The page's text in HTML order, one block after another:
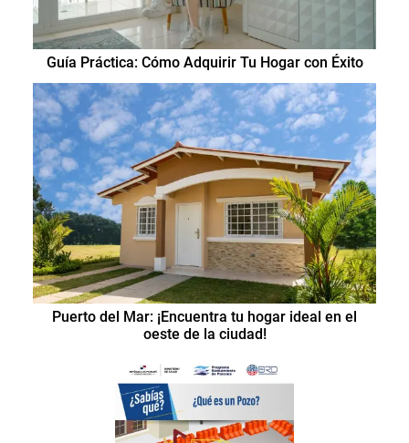
Guía Práctica: Cómo Adquirir Tu Hogar con Éxito
Puerto del Mar: ¡Encuentra tu hogar ideal en el
oeste de la ciudad!